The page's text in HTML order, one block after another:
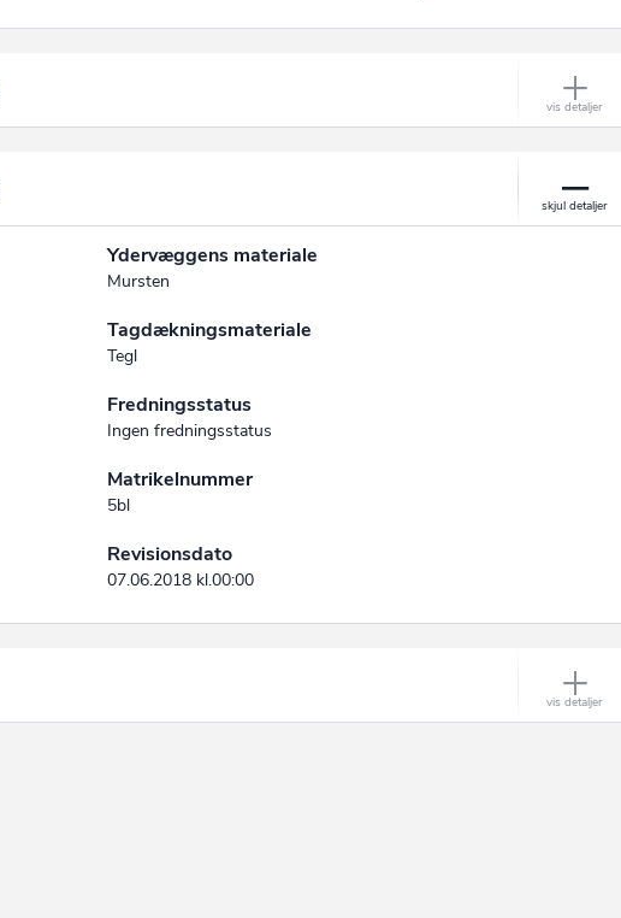
Ydervæggens materiale
Mursten
Tagdækningsmateriale
Tegl
Fredningsstatus
Ingen fredningsstatus
Matrikelnummer
5bl
Revisionsdato
07.06.2018 kl.00:00